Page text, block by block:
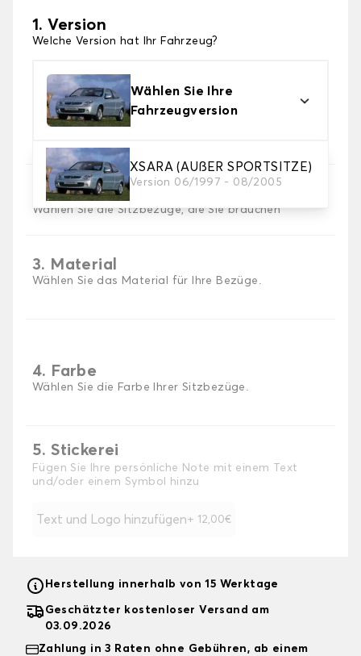
1. Version
Welche Version hat Ihr Fahrzeug?
Wählen Sie Ihre
Fahrzeugversion
XSARA (AUßER SPORTSITZE)
Version 06/1997 - 08/2005
2. Satz von Bezügen
Wählen Sie die Sitzbezüge, die Sie brauchen
3. Material
Wählen Sie das Material für Ihre Bezüge.
4. Farbe
Wählen Sie die Farbe Ihrer Sitzbezüge.
5. Stickerei
Fügen Sie Ihre persönliche Note mit einem Text
und/oder einem Symbol hinzu
Text und Logo hinzufügen + 12,00€
Herstellung innerhalb von 15 Werktage
Geschätzter kostenloser Versand am
03.09.2026
Zahlung in 3 Raten ohne Gebühren, ab einem